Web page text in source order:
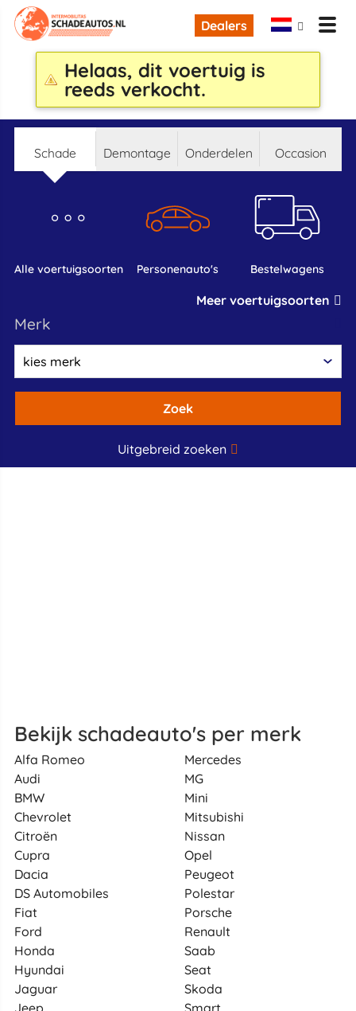
Dealers
Helaas, dit voertuig is
reeds verkocht.
schade demontage onderdelen occasion
alle voertuigsoorten personenauto's bestelwagens
Meer voertuigsoorten
merk
Zoek
Uitgebreid zoeken
Bekijk schadeauto's per merk
Alfa Romeo
Audi
BMW
Chevrolet
Citroën
Cupra
Dacia
DS Automobiles
Fiat
Ford
Honda
Hyundai
Jaguar
Mercedes
MG
Mini
Mitsubishi
Nissan
Opel
Peugeot
Polestar
Porsche
Renault
Saab
Seat
Skoda